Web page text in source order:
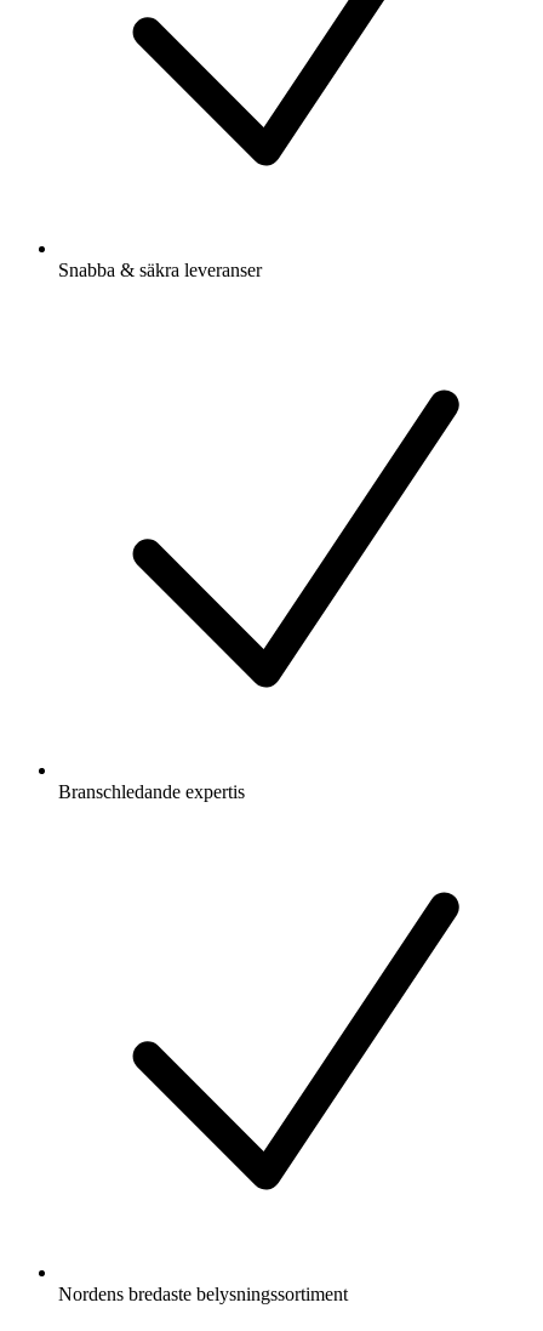
Snabba & säkra leveranser
Branschledande expertis
Nordens bredaste belysningssortiment